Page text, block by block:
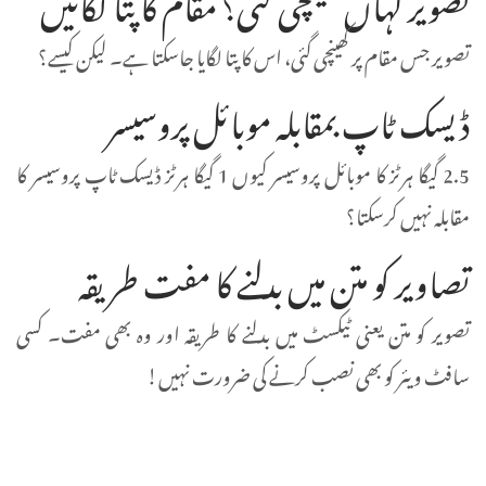
تصویر جس مقام پر کھینچی گئی، اس کا پتا لگایا جاسکتا ہے۔ لیکن کیسے؟
ڈیسک ٹاپ بمقابلہ موبائل پروسیسر
2.5 گیگا ہرٹز کا موبائل پروسیسر کیوں 1 گیگا ہرٹز ڈیسک ٹاپ پروسیسر کا
مقابلہ نہیں کرسکتا؟
تصاویر کو متن میں بدلنے کا مفت طریقہ
تصویر کو متن یعنی ٹیکسٹ میں بدلنے کا طریقہ اور وہ بھی مفت۔ کسی
سافٹ ویئر کو بھی نصب کرنے کی ضرورت نہیں!